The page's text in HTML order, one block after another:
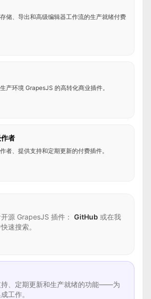
储、导出和高级编辑器工作流的生产就绪付费
产环境 GrapesJS 的高转化商业插件。
者
者、提供支持和定期更新的付费插件。
源 GrapesJS 插件： GitHub 或在我
速搜索。
持、定期更新和生产就绪的功能——为
工作。